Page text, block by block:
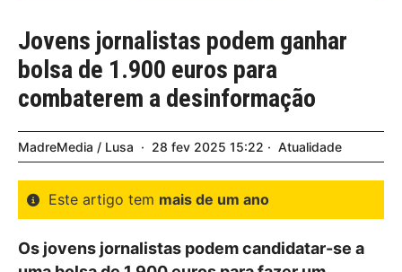
Jovens jornalistas podem ganhar
bolsa de 1.900 euros para
combaterem a desinformação
MadreMedia / Lusa 28 fev 2025 15:22 Atualidade
Este artigo tem mais de um ano
Os jovens jornalistas podem candidatar-se a